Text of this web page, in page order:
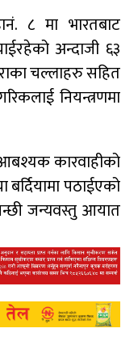
८ मा भारतबाट
अन्दाजी ६३
चल्लाहरु सहित
नियन्त्रणमा
कारवाहीको
बर्दियामा पठाईएको
जन्यवस्तु आयात